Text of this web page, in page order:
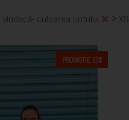
culoarea untului > XS
PROMOTIE 13%